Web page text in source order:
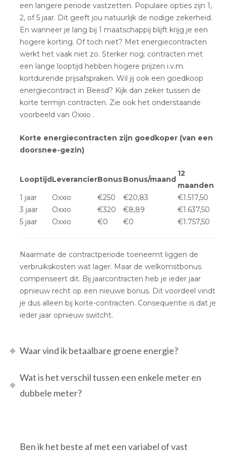
een langere periode vastzetten. Populaire opties zijn 1,
2, of 5 jaar. Dit geeft jou natuurlijk de nodige zekerheid.
En wanneer je lang bij 1 maatschappij blijft krijg je een
hogere korting. Of toch niet? Met energiecontracten
werkt het vaak niet zo. Sterker nog: contracten met
een lange looptijd hebben hogere prijzen i.v.m.
kortdurende prijsafspraken. Wil jij ook een goedkoop
energiecontract in Beesd? Kijk dan zeker tussen de
korte termijn contracten. Zie ook het onderstaande
voorbeeld van Oxxio .
Korte energiecontracten zijn goedkoper (van een
doorsnee-gezin)
LooptijdLeverancierBonusBonus/maand
12
maanden
1 jaar
Oxxio €250 €20,83
€1.517,50
3 jaar
Oxxio €320 €8,89
€1.637,50
5 jaar
Oxxio €0 €0 €1.757,50
Naarmate de contractperiode toeneemt liggen de
verbruikskosten wat lager. Maar de welkomstbonus
compenseert dit. Bij jaarcontracten heb je ieder jaar
opnieuw recht op een nieuwe bonus. Dit voordeel vindt
je dus alleen bij korte-contracten. Consequentie is dat je
ieder jaar opnieuw switcht.
Waar vind ik betaalbare groene energie?
Wat is het verschil tussen een enkele meter en
dubbele meter?
Ben ik het beste af met een variabel of vast